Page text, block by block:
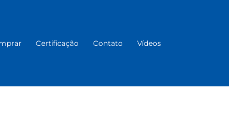
Certificação Contato Vídeos